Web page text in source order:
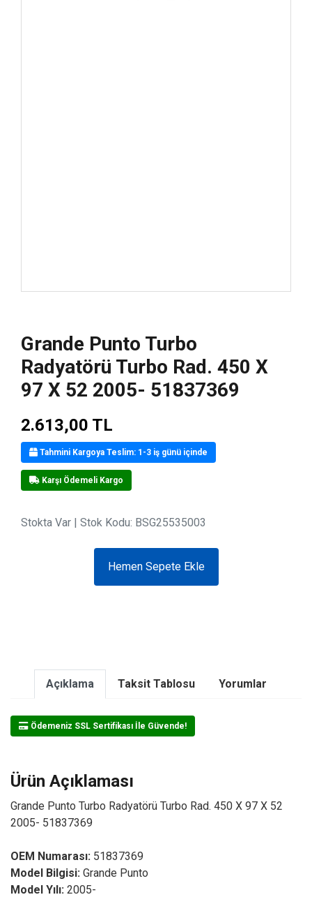
Grande Punto Turbo
Radyatörü Turbo Rad. 450 X
97 X 52 2005- 51837369
2.613,00 TL
Tahmini Kargoya Teslim: 1-3 iş günü içinde
Karşı Ödemeli Kargo
Stokta Var | Stok Kodu: BSG25535003
Hemen Sepete Ekle
Açıklama Taksit Tablosu Yorumlar
Ödemeniz SSL Sertifikası İle Güvende!
Ürün Açıklaması
Grande Punto Turbo Radyatörü Turbo Rad. 450 X 97 X 52
2005- 51837369
OEM Numarası: 51837369
Model Bilgisi: Grande Punto
Model Yılı: 2005-